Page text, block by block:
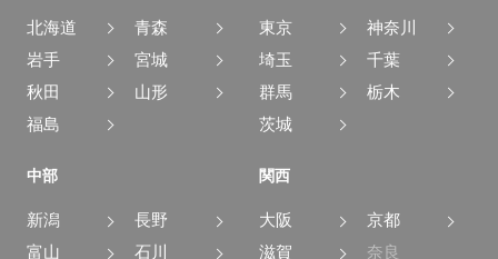
北海道
青森
岩手
宮城
秋田
山形
福島
東京
神奈川
埼玉
千葉
群馬
栃木
茨城
中部
新潟
長野
富山
石川
関西
大阪
京都
滋賀
奈良